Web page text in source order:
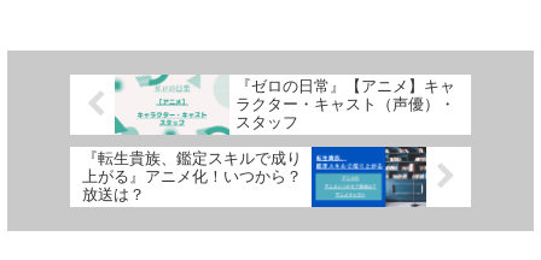
『ゼロの日常』【アニメ】キャ
ラクター・キャスト（声優）・
スタッフ
『転生貴族、鑑定スキルで成り
上がる』アニメ化！いつから？
放送は？